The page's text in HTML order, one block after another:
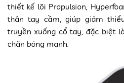
thiết kế lõi Propulsion,
thân tay cầm, giúp giảm
truyền xuống cổ tay, đặc biệt
chặn bóng mạnh.